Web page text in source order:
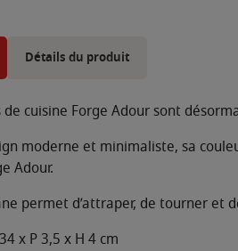
Détails du produit
de cuisine Forge Adour sont
moderne et minimaliste, sa
Adour.
permet d’attraper, de tourner et
x P 3,5 x H 4 cm